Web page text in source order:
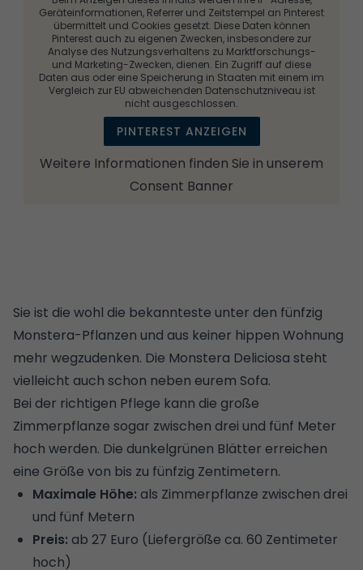
Geräteinformationen, Referrer und Zeitstempel an Pinterest
übermittelt und Cookies gesetzt. Diese Daten können
Pinterest auch zu eigenen Zwecken, insbesondere zur
Analyse des Nutzungsverhaltens zu Marktforschungs-
und Marketing-Zwecken, dienen. Ein Zugriff auf diese
Daten aus oder eine Speicherung in Staaten mit einem im
Vergleich zur EU abweichenden Datenschutzniveau ist
nicht ausgeschlossen.
PINTEREST ANZEIGEN
Weitere Informationen finden Sie in unserem
Consent Banner
Sie ist die wohl die bekannteste unter den fünfzig
Monstera-Pflanzen und aus keiner hippen Wohnung
mehr wegzudenken. Die Monstera Deliciosa steht
vielleicht auch schon neben eurem Sofa.
Bei der richtigen Pflege kann die große
Zimmerpflanze sogar zwischen drei und fünf Meter
hoch werden. Die dunkelgrünen Blätter erreichen
eine Größe von bis zu fünfzig Zentimetern.
Maximale Höhe: als Zimmerpflanze zwischen drei
und fünf Metern
Preis: ab 27 Euro (Liefergröße ca. 60 Zentimeter
hoch)